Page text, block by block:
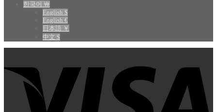
한국어 ￦
English $
English €
日本語 ￥
中文 $